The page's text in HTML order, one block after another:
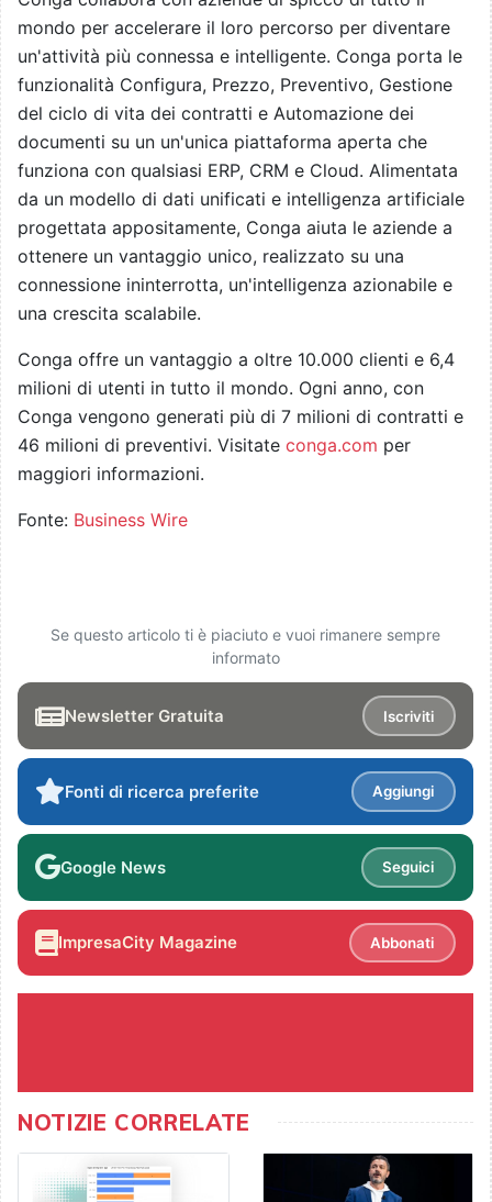
mondo per accelerare il loro percorso per diventare
un'attività più connessa e intelligente. Conga porta le
funzionalità Configura, Prezzo, Preventivo, Gestione
del ciclo di vita dei contratti e Automazione dei
documenti su un un'unica piattaforma aperta che
funziona con qualsiasi ERP, CRM e Cloud. Alimentata
da un modello di dati unificati e intelligenza artificiale
progettata appositamente, Conga aiuta le aziende a
ottenere un vantaggio unico, realizzato su una
connessione ininterrotta, un'intelligenza azionabile e
una crescita scalabile.
Conga offre un vantaggio a oltre 10.000 clienti e 6,4
milioni di utenti in tutto il mondo. Ogni anno, con
Conga vengono generati più di 7 milioni di contratti e
46 milioni di preventivi. Visitate conga.com per
maggiori informazioni.
Fonte: Business Wire
Se questo articolo ti è piaciuto e vuoi rimanere sempre
informato
Newsletter Gratuita Iscriviti
Fonti di ricerca preferite Aggiungi
Google News Seguici
ImpresaCity Magazine Abbonati
NOTIZIE CORRELATE